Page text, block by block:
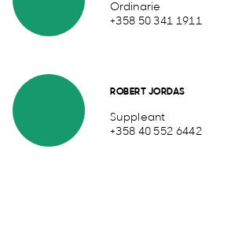
Ordinarie
+358 50 341 1911
ROBERT JORDAS
Suppleant
+358 40 552 6442